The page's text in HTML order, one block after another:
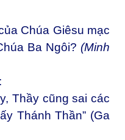
Chúa Giêsu mạc
Ba Ngôi? (Minh
Thầy cũng sai các
Thánh Thần” (Ga